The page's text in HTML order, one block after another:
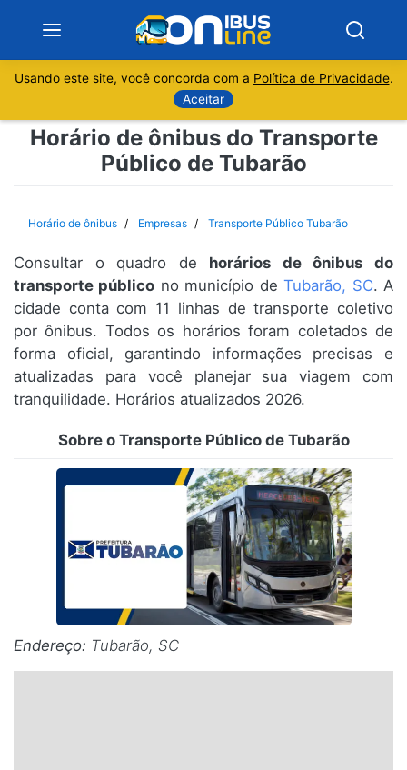
Sobre
Rio de Janeiro
Espírito Santo
Paraná
Rio Grande do Sul
Norte
© 2026 Viva City Serviços Digitais Ltda. Todos os direitos reservados.
Usando este site, você concorda com a Política de Privacidade.
Aceitar
Horário de ônibus do Transporte
Público de Tubarão
Horário de ônibus Empresas Transporte Público Tubarão
Consultar o quadro de horários de ônibus do
transporte público no município deTubarão, SC. A
cidade conta com 11 linhas de transporte coletivo
por ônibus. Todos os horários foram coletados de
forma oficial, garantindo informações precisas e
atualizadas para você planejar sua viagem com
tranquilidade. Horários atualizados 2026.
Sobre o Transporte Público de Tubarão
Endereço: Tubarão, SC